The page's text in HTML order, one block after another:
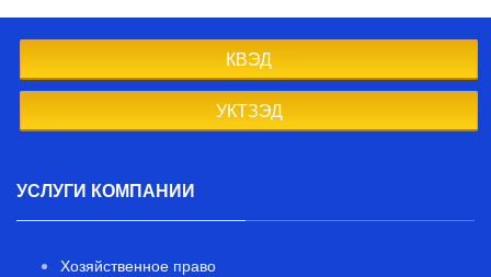
КВЭД
УКТЗЭД
УСЛУГИ КОМПАНИИ
Хозяйственное право